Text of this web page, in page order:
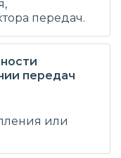
передач.
передач
или